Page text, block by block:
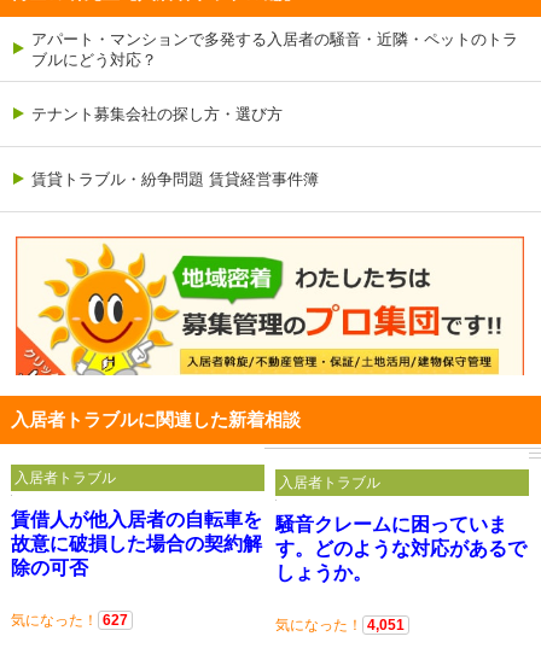
アパート・マンションで多発する入居者の騒音・近隣・ペットのトラ
ブルにどう対応？
テナント募集会社の探し方・選び方
賃貸トラブル・紛争問題 賃貸経営事件簿
入居者トラブルに関連した新着相談
賃借人が他入居者の自転車を
故意に破損した場合の契約解
除の可否
気になった！ 627
入居者トラブル
騒音クレームに困っていま
す。どのような対応があるで
しょうか。
気になった！ 4,051
入居者トラブル